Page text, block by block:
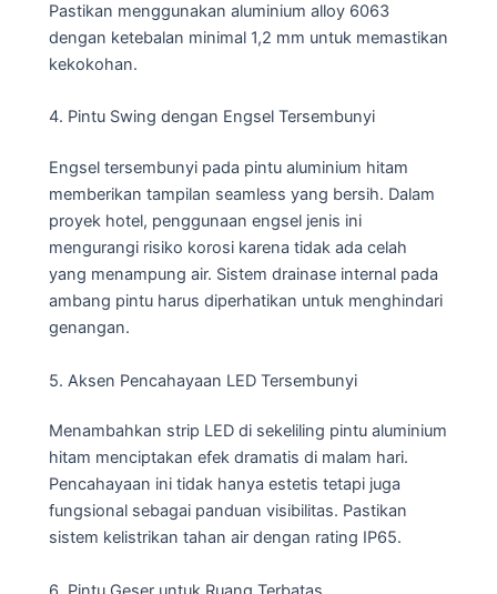
Pastikan menggunakan aluminium alloy 6063
dengan ketebalan minimal 1,2 mm untuk memastikan
kekokohan.
4. Pintu Swing dengan Engsel Tersembunyi
Engsel tersembunyi pada pintu aluminium hitam
memberikan tampilan seamless yang bersih. Dalam
proyek hotel, penggunaan engsel jenis ini
mengurangi risiko korosi karena tidak ada celah
yang menampung air. Sistem drainase internal pada
ambang pintu harus diperhatikan untuk menghindari
genangan.
5. Aksen Pencahayaan LED Tersembunyi
Menambahkan strip LED di sekeliling pintu aluminium
hitam menciptakan efek dramatis di malam hari.
Pencahayaan ini tidak hanya estetis tetapi juga
fungsional sebagai panduan visibilitas. Pastikan
sistem kelistrikan tahan air dengan rating IP65.